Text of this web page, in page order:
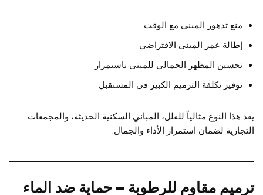
منع تدهور المبنى مع الوقت
إطالة عمر المبنى الافتراضي
تحسين المظهر الجمالي للمبنى باستمرار
توفير تكلفة الترميم الكبير في المستقبل
يعد هذا النوع مثالياً للفلل، المباني السكنية الحديثة، والمجمعات
التجارية لضمان استمرار الأداء والجمال.
ترميم مقاوم للرطوبة – حماية ضد الماء